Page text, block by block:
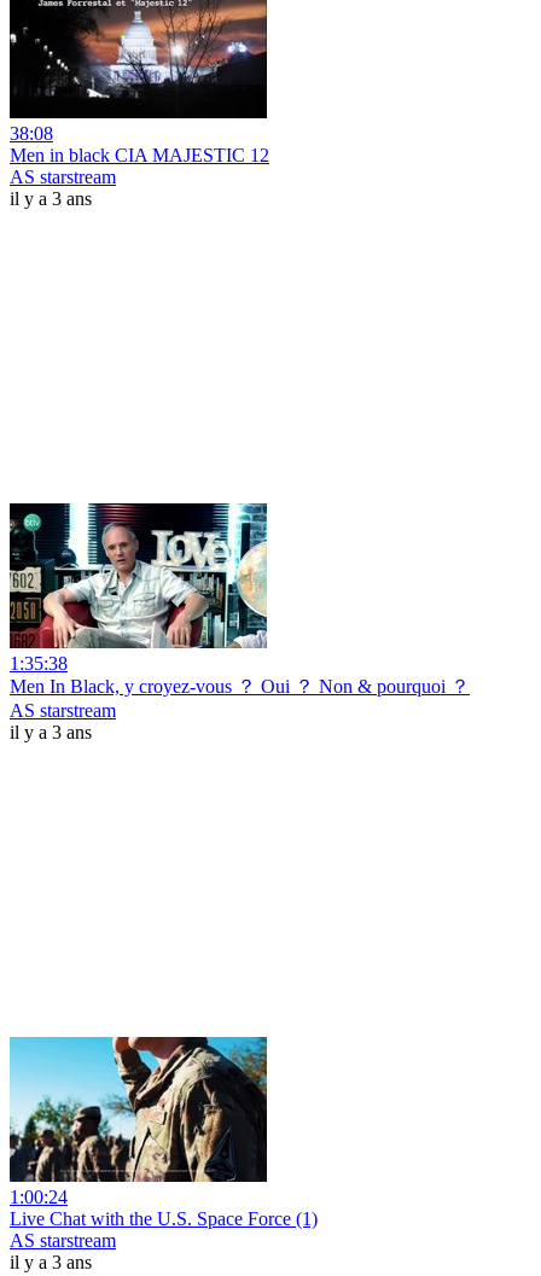
38:08
Men in black CIA MAJESTIC 12
AS starstream
il y a 3 ans
1:35:38
Men In Black, y croyez-vous ？ Oui ？ Non & pourquoi ？
AS starstream
il y a 3 ans
1:00:24
Live Chat with the U.S. Space Force (1)
AS starstream
il y a 3 ans